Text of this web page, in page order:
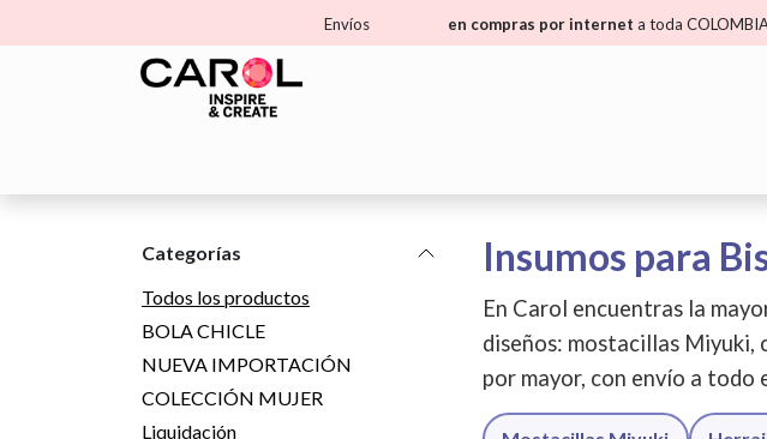
Envíos en compras por internet a toda
Categorías
Todos los productos
BOLA CHICLE
NUEVA IMPORTACIÓN
COLECCIÓN MUJER
Liquidación
Insumos para
En Carol encuentras la
diseños: mostacillas Miyuki,
por mayor, con envío a todo